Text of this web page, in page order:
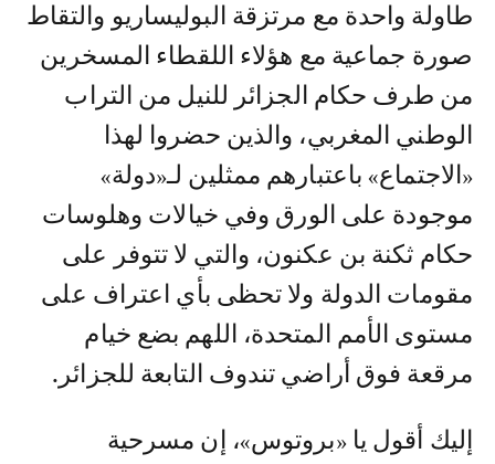
طاولة واحدة مع مرتزقة البوليساريو والتقاط
صورة جماعية مع هؤلاء اللقطاء المسخرين
من طرف حكام الجزائر للنيل من التراب
الوطني المغربي، والذين حضروا لهذا
«الاجتماع» باعتبارهم ممثلين لـ«دولة»
موجودة على الورق وفي خيالات وهلوسات
حكام ثكنة بن عكنون، والتي لا تتوفر على
مقومات الدولة ولا تحظى بأي اعتراف على
مستوى الأمم المتحدة، اللهم بضع خيام
مرقعة فوق أراضي تندوف التابعة للجزائر.
إليك أقول يا «بروتوس»، إن مسرحية